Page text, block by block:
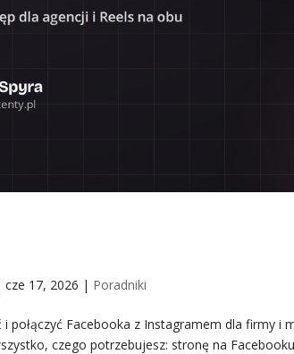
cze 17, 2026 | Poradniki
i połączyć Facebooka z Instagramem dla firmy i
czego potrzebujesz: stronę na